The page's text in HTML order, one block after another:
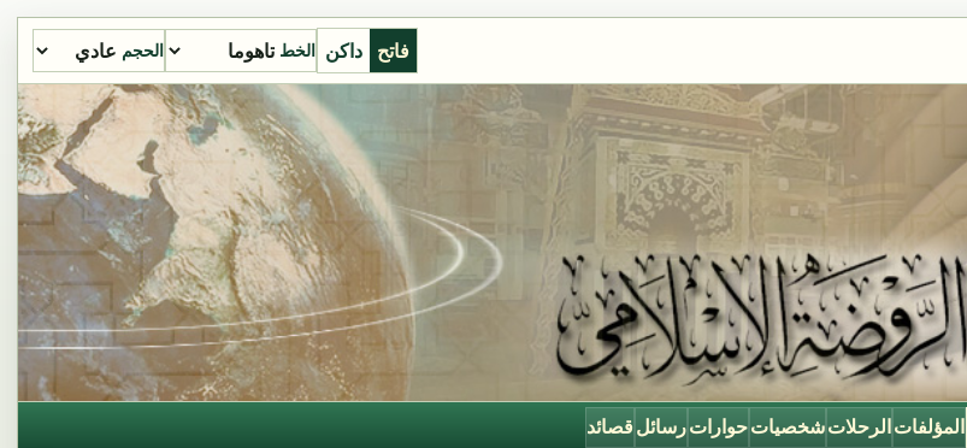
فاتح داكن الخط الحجم
المؤلفات الرحلات شخصيات حوارات رسائل قصائد